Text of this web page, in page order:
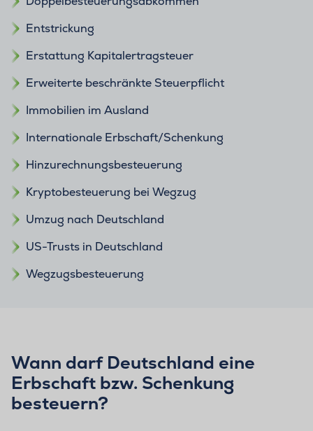
Entstrickung
Erstattung Kapitalertragsteuer
Erweiterte beschränkte Steuerpflicht
Immobilien im Ausland
Internationale Erbschaft/Schenkung
Hinzurechnungsbesteuerung
Kryptobesteuerung bei Wegzug
Umzug nach Deutschland
US-Trusts in Deutschland
Wegzugsbesteuerung
Wann darf Deutschland eine
Erbschaft bzw. Schenkung
besteuern?